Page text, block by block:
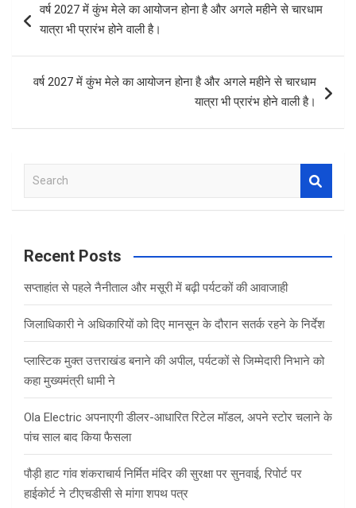
o
o
k
A
p
navigation
वर्ष 2027 में कुंभ मेले का आयोजन होना है और अगले महीने से चारधाम
यात्रा भी प्रारंभ होने वाली है।
वर्ष 2027 में कुंभ मेले का आयोजन होना है और अगले महीने से चारधाम
यात्रा भी प्रारंभ होने वाली है।
a
c
Recent Posts
सप्ताहांत से पहले नैनीताल और मसूरी में बढ़ी पर्यटकों की आवाजाही
जिलाधिकारी ने अधिकारियों को दिए मानसून के दौरान सतर्क रहने के निर्देश
प्लास्टिक मुक्त उत्तराखंड बनाने की अपील, पर्यटकों से जिम्मेदारी निभाने को
कहा मुख्यमंत्री धामी ने
Ola Electric अपनाएगी डीलर-आधारित रिटेल मॉडल, अपने स्टोर चलाने के
पांच साल बाद किया फैसला
पौड़ी हाट गांव शंकराचार्य निर्मित मंदिर की सुरक्षा पर सुनवाई, रिपोर्ट पर
हाईकोर्ट ने टीएचडीसी से मांगा शपथ पत्र